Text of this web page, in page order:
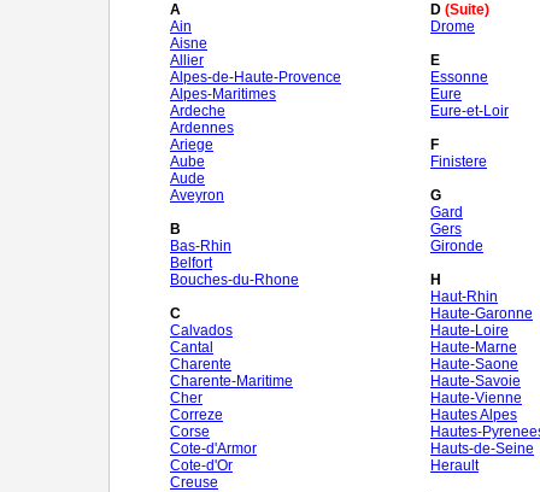
A
Ain
Aisne
Allier
Alpes-de-Haute-Provence
Alpes-Maritimes
Ardeche
Ardennes
Ariege
Aube
Aude
Aveyron
B
Bas-Rhin
Belfort
Bouches-du-Rhone
C
Calvados
Cantal
Charente
Charente-Maritime
Cher
Correze
Corse
Cote-d'Armor
Cote-d'Or
Creuse
D (Suite)
Drome
E
Essonne
Eure
Eure-et-Loir
F
Finistere
G
Gard
Gers
Gironde
H
Haut-Rhin
Haute-Garonne
Haute-Loire
Haute-Marne
Haute-Saone
Haute-Savoie
Haute-Vienne
Hautes Alpes
Hautes-
Hauts-de-Seine
Herault